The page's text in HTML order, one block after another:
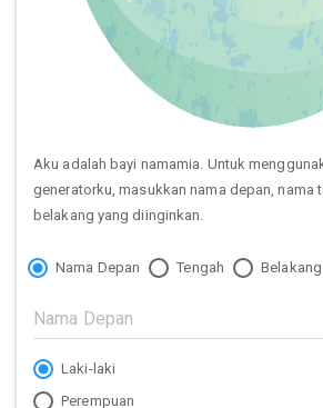
Aku adalah bayi namamia. Untuk
generatorku, masukkan nama depan, nama
belakang yang diinginkan.
Nama Depan Tengah Belakang
Laki-laki
Perempuan